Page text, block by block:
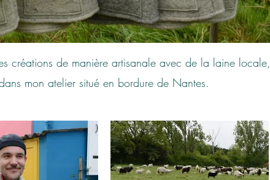
créations de manière artisanale avec de la laine locale,
mon atelier situé en bordure de Nantes.